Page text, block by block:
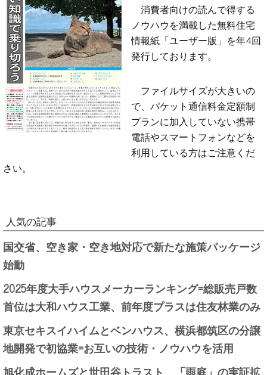
消費者向けの読んで得する
ノウハウを満載した無料住宅
情報紙「ユーザー版」を年4回
発行しております。
ファイルサイズが大きいの
で、パケット通信料金定額制
プランに加入していない携帯
電話やスマートフォンなどを
利用している方はご注意くだ
さい。
人気の記事
国交省、空き家・空き地対応で新たな施策パッケージ
始動
2025年度大手ハウスメーカーランキング=総販売戸数
首位は大和ハウス工業、前年度プラスは住友林業のみ
東京セキスイハイムとベンハウス、横浜都筑区の分譲
地開発で初協業=お互いの技術・ノウハウを活用
旭化成ホームズと世田谷トラスト、「雨庭」の実証拡